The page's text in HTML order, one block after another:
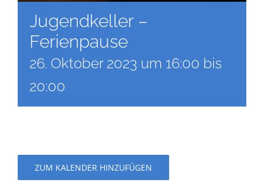
Jugendkeller –
Ferienpause
26. Oktober 2023 um 16:00 bis
20:00
ZUM KALENDER HINZUFÜGEN